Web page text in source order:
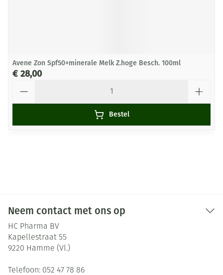
Avene Zon Spf50+minerale Melk Z.hoge Besch. 100ml
€ 28,00
Bestel
Neem contact met ons op
HC Pharma BV
Kapellestraat 55
9220 Hamme (Vl.)
Telefoon: 052 47 78 86